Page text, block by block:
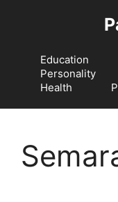
Education
Personality
Health